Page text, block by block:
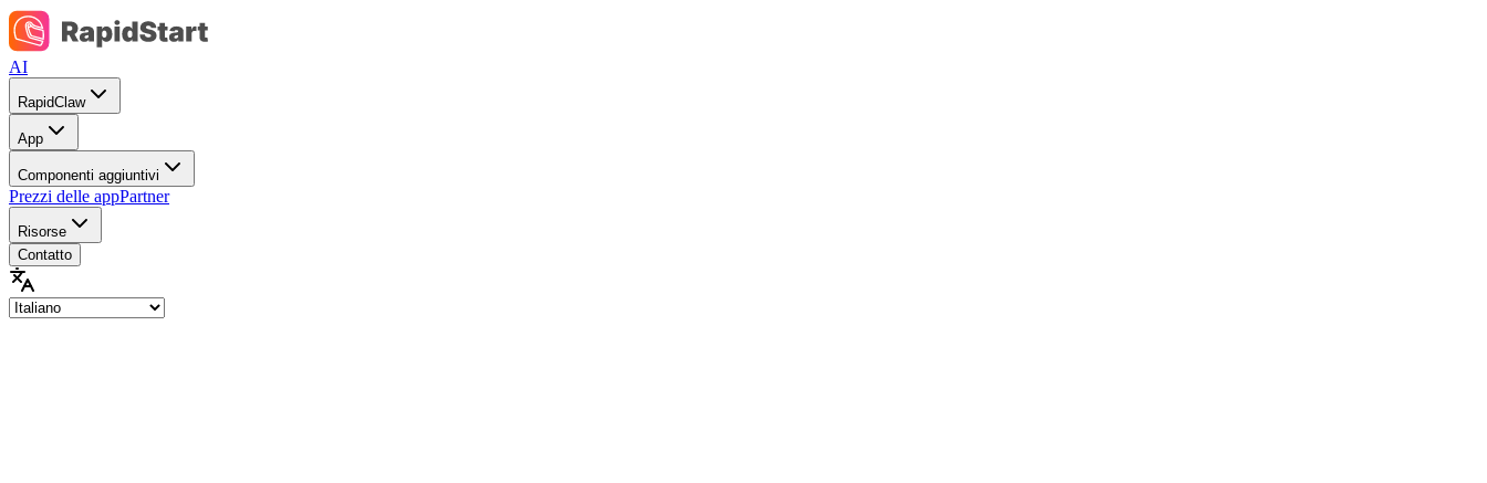
AI
RapidClaw
App
Componenti aggiuntivi
Prezzi delle appPartner
Risorse
Contatto